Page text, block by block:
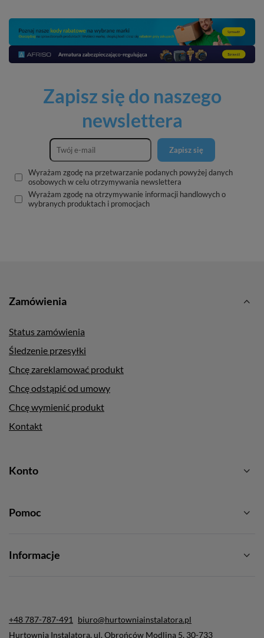
Zapisz się do naszego
newslettera
Zapisz się
Wyrażam zgodę na przetwarzanie podanych powyżej danych
osobowych w celu otrzymywania newslettera
Wyrażam zgodę na otrzymywanie informacji handlowych o
wybranych produktach i promocjach
Zamówienia
Status zamówienia
Śledzenie przesyłki
Chcę zareklamować produkt
Chcę odstąpić od umowy
Chcę wymienić produkt
Kontakt
Konto
Pomoc
Informacje
+48 787-787-491
biuro@hurtowniainstalatora.pl
Hurtownia Instalatora, ul. Obrońców Modlina 5, 30-733